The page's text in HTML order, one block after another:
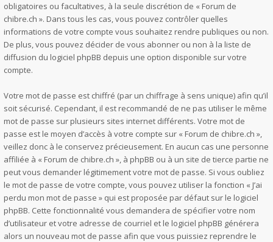
obligatoires ou facultatives, à la seule discrétion de « Forum de
chibre.ch ». Dans tous les cas, vous pouvez contrôler quelles
informations de votre compte vous souhaitez rendre publiques ou non.
De plus, vous pouvez décider de vous abonner ou non à la liste de
diffusion du logiciel phpBB depuis une option disponible sur votre
compte.
Votre mot de passe est chiffré (par un chiffrage à sens unique) afin qu’il
soit sécurisé. Cependant, il est recommandé de ne pas utiliser le même
mot de passe sur plusieurs sites internet différents. Votre mot de
passe est le moyen d’accès à votre compte sur « Forum de chibre.ch »,
veillez donc à le conservez précieusement. En aucun cas une personne
affiliée à « Forum de chibre.ch », à phpBB ou à un site de tierce partie ne
peut vous demander légitimement votre mot de passe. Si vous oubliez
le mot de passe de votre compte, vous pouvez utiliser la fonction « J’ai
perdu mon mot de passe » qui est proposée par défaut sur le logiciel
phpBB. Cette fonctionnalité vous demandera de spécifier votre nom
d’utilisateur et votre adresse de courriel et le logiciel phpBB générera
alors un nouveau mot de passe afin que vous puissiez reprendre le